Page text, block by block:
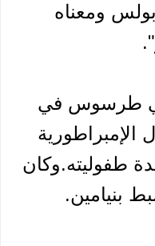
ومعناه
طرسوس في
الإمبراطورية
طفوليته.وكان
بنيامين.